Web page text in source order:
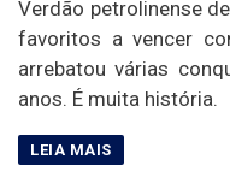
Verdão petrolinense
favoritos a vencer
arrebatou várias
anos. É muita história.